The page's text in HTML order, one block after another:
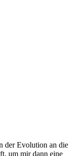
der Evolution an die
um mir dann eine